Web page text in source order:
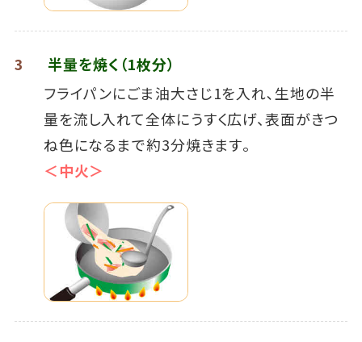
3
半量を焼く（1枚分）
フライパンにごま油大さじ1を入れ､生地の半
量を流し入れて全体にうすく広げ、表面がきつ
ね色になるまで約3分焼きます｡
＜中火＞